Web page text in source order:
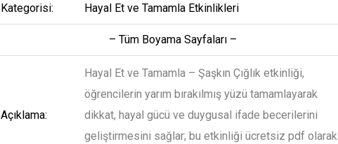
Kategorisi: Hayal Et ve Tamamla Etkinlikleri
– Tüm Boyama Sayfaları –
Açıklama:
Hayal Et ve Tamamla – Şaşkın Çığlık etkinliği,
öğrencilerin yarım bırakılmış yüzü tamamlayarak
dikkat, hayal gücü ve duygusal ifade becerilerini
geliştirmesini sağlar; bu etkinliği ücretsiz pdf olarak